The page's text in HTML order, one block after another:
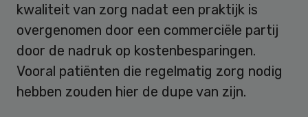
kwaliteit van zorg nadat een praktijk is
overgenomen door een commerciële partij
door de nadruk op kostenbesparingen.
Vooral patiënten die regelmatig zorg nodig
hebben zouden hier de dupe van zijn.